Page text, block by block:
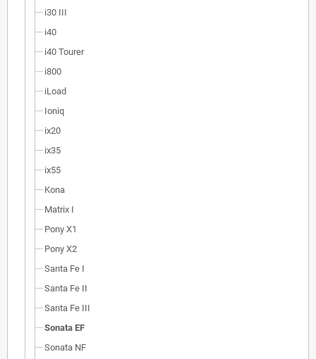
i30 III
i40
i40 Tourer
i800
iLoad
Ioniq
ix20
ix35
ix55
Kona
Matrix I
Pony X1
Pony X2
Santa Fe I
Santa Fe II
Santa Fe III
Sonata EF
Sonata NF